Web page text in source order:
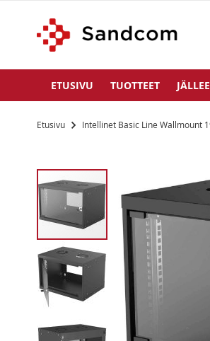
ETUSIVU TUOTTEET
Etusivu Intellinet Basic Line Wallmount
Siirry
kuvagallerian
loppuun